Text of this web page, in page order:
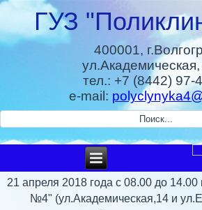
ГУЗ
400001,
тел.: +7 (8442) 97-
e-mail:
21 апреля 2018 года с 08.00 до
№4" (ул.Академическая,14 и